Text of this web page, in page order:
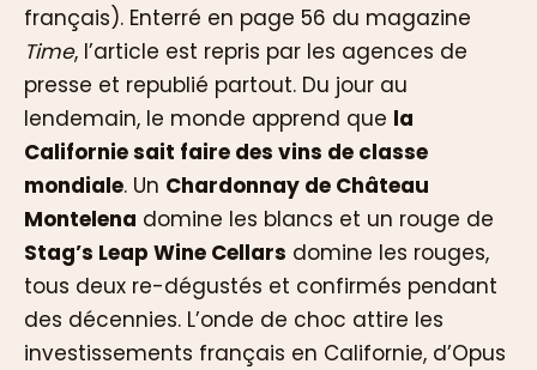
français). Enterré en page 56 du magazine
Time, l’article est repris par les agences de
presse et republié partout. Du jour au
lendemain, le monde apprend que la
Californie sait faire des vins de classe
mondiale. Un Chardonnay de Château
Montelena domine les blancs et un rouge de
Stag’s Leap Wine Cellars domine les rouges,
tous deux re-dégustés et confirmés pendant
des décennies. L’onde de choc attire les
investissements français en Californie, d’Opus